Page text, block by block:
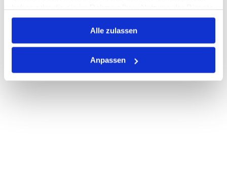
gesammelt haben.
Alle zulassen
Anpassen
VARIANTEN